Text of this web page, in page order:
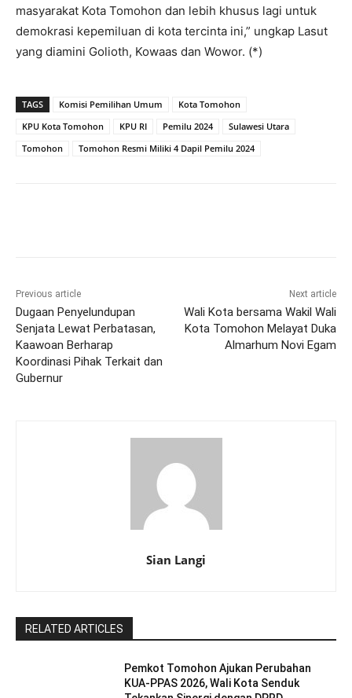
masyarakat Kota Tomohon dan lebih khusus lagi untuk
demokrasi kepemiluan di kota tercinta ini,” ungkap Lasut
yang diamini Golioth, Kowaas dan Wowor. (*)
TAGS Komisi Pemilihan Umum
Kota Tomohon
KPU Kota Tomohon
KPU RI Pemilu 2024
Sulawesi Utara
Tomohon
Tomohon Resmi Miliki 4 Dapil Pemilu 2024
Previous article
Dugaan Penyelundupan
Senjata Lewat Perbatasan,
Kaawoan Berharap
Koordinasi Pihak Terkait dan
Gubernur
Next article
Wali Kota bersama Wakil Wali
Kota Tomohon Melayat Duka
Almarhum Novi Egam
Sian Langi
RELATED ARTICLES
Pemkot Tomohon Ajukan Perubahan
KUA-PPAS 2026, Wali Kota Senduk